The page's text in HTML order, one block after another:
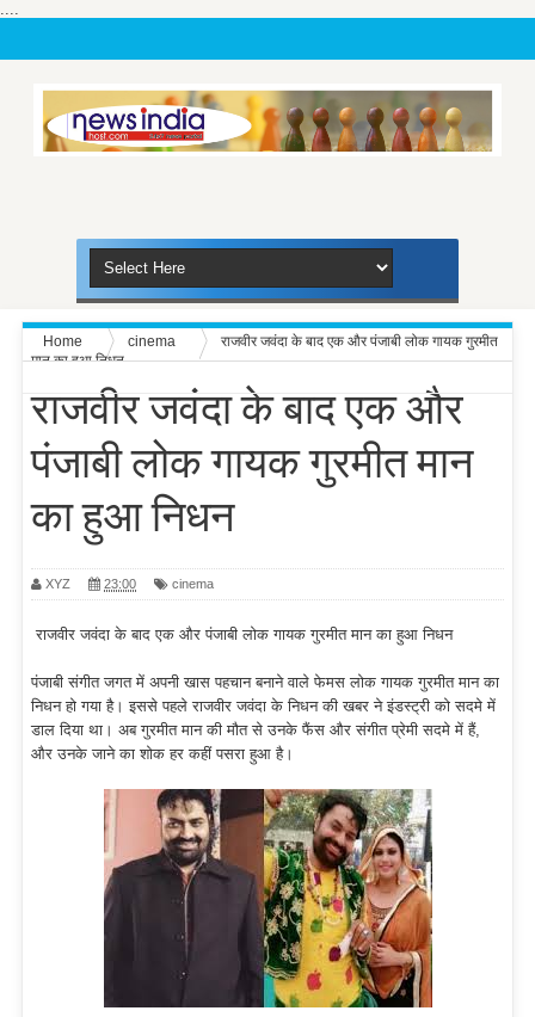
....
Home cinema
राजवीर जवंदा के बाद एक और पंजाबी लोक गायक गुरमीत
मान का हुआ निधन
राजवीर जवंदा के बाद एक और
पंजाबी लोक गायक गुरमीत मान
का हुआ निधन
XYZ 23:00 cinema
राजवीर जवंदा के बाद एक और पंजाबी लोक गायक गुरमीत मान का हुआ निधन
पंजाबी संगीत जगत में अपनी खास पहचान बनाने वाले फेमस लोक गायक गुरमीत मान का
निधन हो गया है। इससे पहले राजवीर जवंदा के निधन की खबर ने इंडस्ट्री को सदमे में
डाल दिया था। अब गुरमीत मान की मौत से उनके फैंस और संगीत प्रेमी सदमे में हैं,
और उनके जाने का शोक हर कहीं पसरा हुआ है।